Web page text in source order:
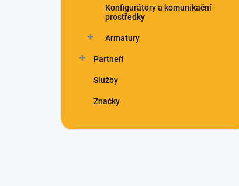
Konfigurátory a komunikační
prostředky
Armatury
Partneři
Služby
Značky